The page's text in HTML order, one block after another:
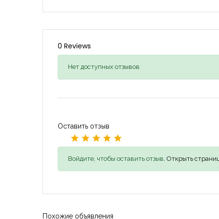
0 Reviews
Нет доступных отзывов
Оставить отзыв
Войдите, чтобы оставить отзыв, Открыть
Похожие объявления